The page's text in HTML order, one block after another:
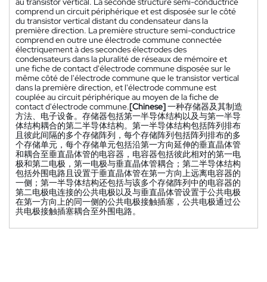
comprend un circuit périphérique et est disposée sur le côté
du transistor vertical distant du condensateur dans la
première direction. La première structure semi-conductrice
comprend en outre une électrode commune connectée
électriquement à des secondes électrodes des
condensateurs dans la pluralité de réseaux de mémoire et
une fiche de contact d'électrode commune disposée sur le
même côté de l'électrode commune que le transistor vertical
dans la première direction, et l'électrode commune est
couplée au circuit périphérique au moyen de la fiche de
contact d'électrode commune.[Chinese]一种存储器及其制造
方法、电子设备。存储器包括第一半导体结构以及与第一半导
体结构耦合的第二半导体结构。第一半导体结构包括阵列排布
且彼此间隔的多个存储阵列，每个存储阵列包括阵列排布的多
个存储单元，每个存储单元包括沿第一方向延伸的垂直晶体管
和耦合至垂直晶体管的电容器，电容器包括彼此相对的第一电
极和第二电极，第一电极与垂直晶体管耦合；第二半导体结构
包括外围电路且设置于垂直晶体管在第一方向上远离电容器的
一侧；第一半导体结构还包括与该多个存储阵列中的电容器的
第二电极电连接的公共电极以及与垂直晶体管设置于公共电极
在第一方向上的同一侧的公共电极接触插塞，公共电极通过公
共电极接触插塞耦合至外围电路。